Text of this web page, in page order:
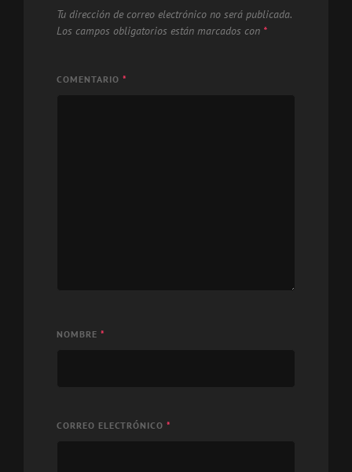
Tu dirección de correo electrónico no será publicada.
Los campos obligatorios están marcados con *
COMENTARIO *
NOMBRE *
CORREO ELECTRÓNICO *